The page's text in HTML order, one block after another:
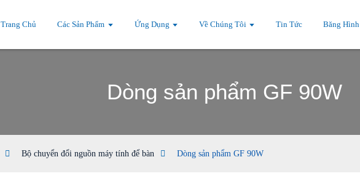
Trang Chủ Các Sản Phẩm Ứng Dụng Về Chúng Tôi Tin Tức Băng Hình
Dòng sản phẩm GF 90W
Bộ chuyển đổi nguồn máy tính để bàn Dòng sản phẩm GF 90W